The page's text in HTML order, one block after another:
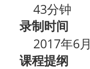
43分钟
录制时间
2017年6月
课程提纲